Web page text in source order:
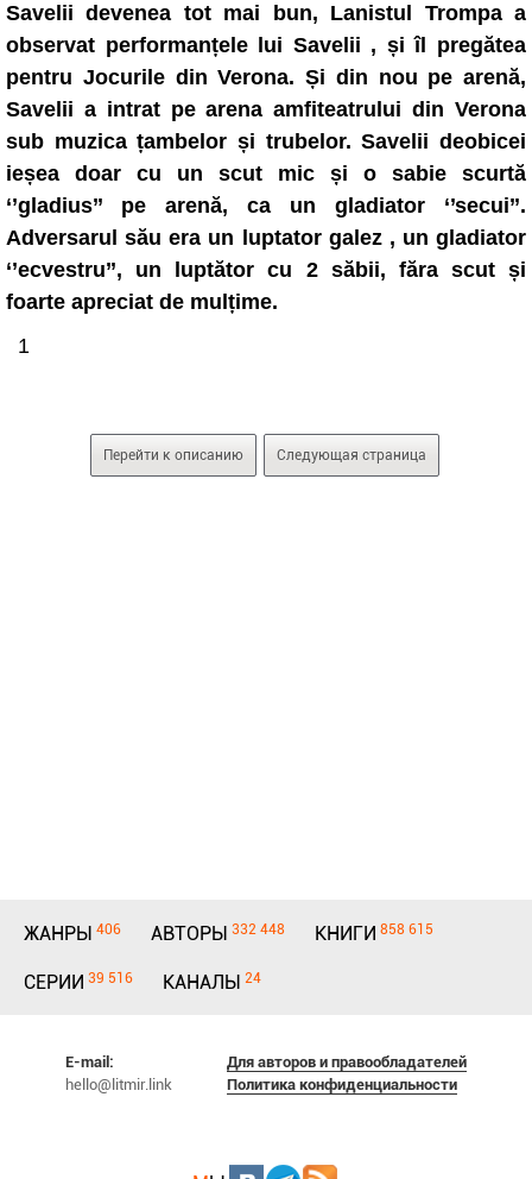
Savelii devenea tot mai bun, Lanistul Trompa a
observat performanțele lui Savelii , și îl pregătea
pentru Jocurile din Verona. Și din nou pe arenă,
Savelii a intrat pe arena amfiteatrului din Verona
sub muzica țambelor și trubelor. Savelii deobicei
ieșea doar cu un scut mic și o sabie scurtă
‘’gladius’’ pe arenă, ca un gladiator ‘’secui’’.
Adversarul său era un luptator galez , un gladiator
‘’ecvestru’’, un luptător cu 2 săbii, făra scut și
foarte apreciat de mulțime.
1
Перейти к описанию Следующая страница
ЖАНРЫ 406 АВТОРЫ 332 448 КНИГИ 858 615
СЕРИИ 39 516 КАНАЛЫ 24
E-mail:
hello@litmir.link
Для авторов и правообладателей
Политика конфиденциальности